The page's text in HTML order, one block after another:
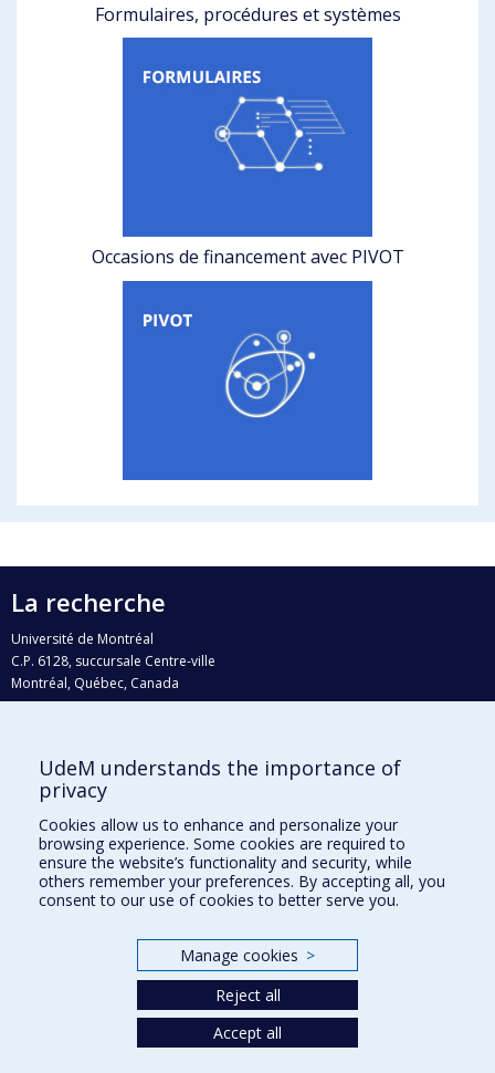
Formulaires, procédures et systèmes
Occasions de financement avec PIVOT
La recherche
Université de Montréal
C.P. 6128, succursale Centre-ville
Montréal, Québec, Canada
H3C 3J7
Qui fait quoi?
Nous trouver
Plan du site
Accessibilité
UdeM understands the importance of
privacy
Cookies allow us to enhance and personalize your
browsing experience. Some cookies are required to
ensure the website’s functionality and security, while
others remember your preferences. By accepting all, you
consent to our use of cookies to better serve you.
Manage cookies >
Reject all
Accept all